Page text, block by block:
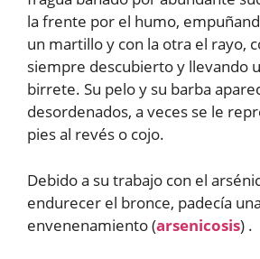
la frente por el humo,
un martillo y con la otra el rayo,
siempre descubierto y llevando
birrete. Su pelo y su barba
desordenados, a veces se le
pies al revés o cojo.
Debido a su trabajo con el
endurecer el bronce, padecía
envenenamiento (arsenicosis) .